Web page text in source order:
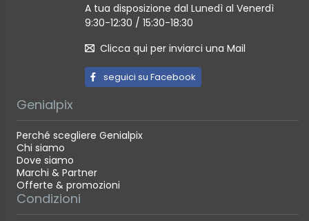
A tua disposizione dal Lunedì al Venerdì
9:30-12:30 / 15:30-18:30
Clicca qui per inviarci una Mail
seguici su Facebook
Genialpix
Perché scegliere Genialpix
Chi siamo
Dove siamo
Marchi & Partner
Offerte & promozioni
Condizioni